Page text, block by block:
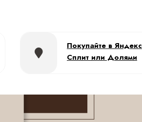
Покупайте в Яндекс
Сплит или Долями